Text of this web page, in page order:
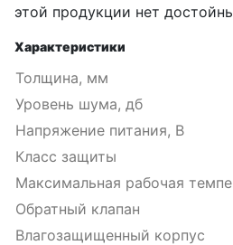
этой продукции нет
Характеристики
Толщина, мм
Уровень шума, дб
Напряжение питания, В
Класс защиты
Максимальная рабочая
Обратный клапан
Влагозащищенный корпус